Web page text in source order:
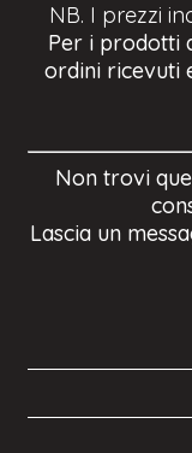
NB. I prezzi
Per i prodotti
ordini ricevuti
Non trovi
Lascia un